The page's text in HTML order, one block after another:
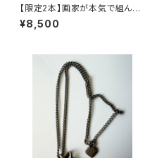
【限定2本】画家が本気で組んだ
ネックレス
¥8,500